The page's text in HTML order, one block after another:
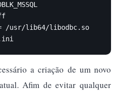
= /usr/lib64/libodbc.so
a criação de um novo
Afim de evitar qualquer